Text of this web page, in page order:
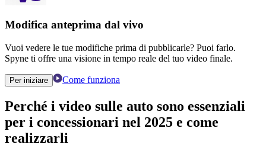
Modifica anteprima dal vivo
Vuoi vedere le tue modifiche prima di pubblicarle? Puoi farlo.
Spyne ti offre una visione in tempo reale del tuo video finale.
Per iniziare Come funziona
Perché i video sulle auto sono essenziali
per i concessionari nel 2025 e come
realizzarli